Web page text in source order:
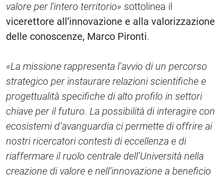
valore per l'intero territorio» sottolinea il
vicerettore all’innovazione e alla valorizzazione
delle conoscenze, Marco Pironti.
«La missione rappresenta l’avvio di un percorso
strategico per instaurare relazioni scientifiche e
progettualità specifiche di alto profilo in settori
chiave per il futuro. La possibilità di interagire con
ecosistemi d’avanguardia ci permette di offrire ai
nostri ricercatori contesti di eccellenza e di
riaffermare il ruolo centrale dell’Università nella
creazione di valore e nell’innovazione a beneficio